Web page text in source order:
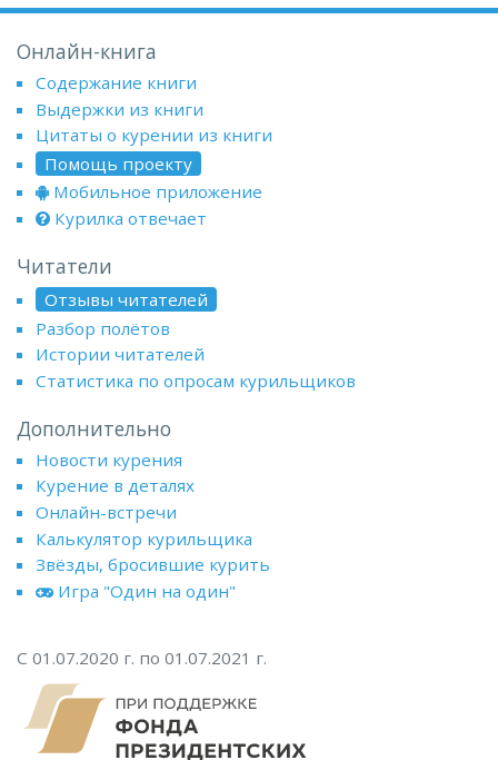
Онлайн-книга
Содержание книги
Выдержки из книги
Цитаты о курении из книги
Помощь проекту
Мобильное приложение
Курилка отвечает
Читатели
Отзывы читателей
Разбор полётов
Истории читателей
Статистика по опросам курильщиков
Дополнительно
Новости курения
Курение в деталях
Онлайн-встречи
Калькулятор курильщика
Звёзды, бросившие курить
Игра "Один на один"
С 01.07.2020 г. по 01.07.2021 г.